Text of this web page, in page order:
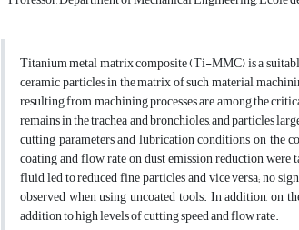
Titanium metal matrix composite (Ti-MMC) is a
ceramic particles in the matrix of such material,
resulting from machining processes are among the
remains in the trachea and bronchioles, and particles
cutting parameters and lubrication conditions on
coating and flow rate on dust emission reduction
fluid led to reduced fine particles and vice versa; no
observed when using uncoated tools. In addition, on
addition to high levels of cutting speed and flow rate.